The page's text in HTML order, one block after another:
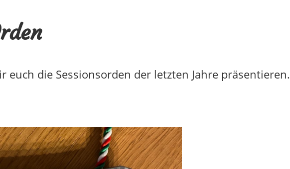
euch die Sessionsorden der letzten Jahre präsentieren.